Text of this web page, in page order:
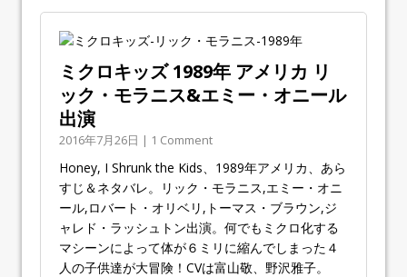
ミクロキッズ 1989年 アメリカ リ
ック・モラニス&エミー・オニール
出演
2016年7月26日 | 1 Comment
Honey, I Shrunk the Kids、1989年アメリカ、あら
すじ＆ネタバレ。リック・モラニス,エミー・オニ
ール,ロバート・オリベリ,トーマス・ブラウン,ジ
ャレド・ラッシュトン出演。何でもミクロ化する
マシーンによって体が６ミリに縮んでしまった４
人の子供達が大冒険！CVは富山敬、野沢雅子。